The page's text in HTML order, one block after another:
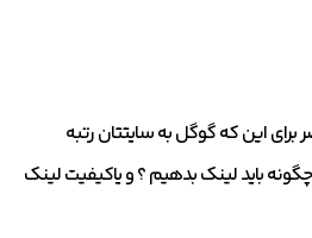
برای این که گوگل به سایتتان رتبه
باید لینک بدهیم ؟ و یاکیفیت لینک